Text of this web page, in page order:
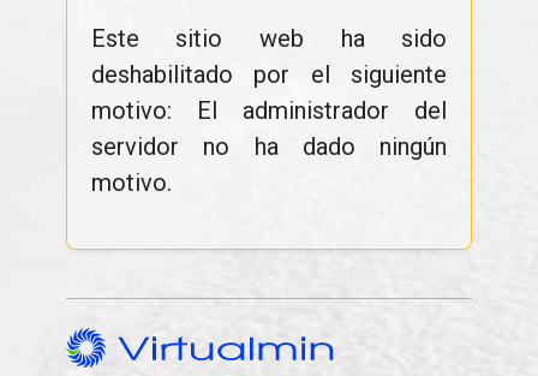
Este sitio web ha sido
deshabilitado por el siguiente
motivo: El administrador del
servidor no ha dado ningún
motivo.